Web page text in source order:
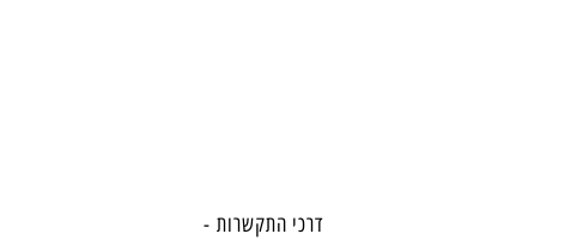
דרכי התקשרות -